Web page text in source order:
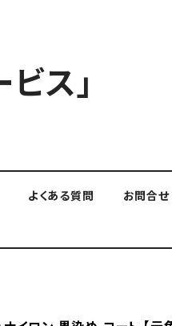
ス」
よくある質問 お問合せ